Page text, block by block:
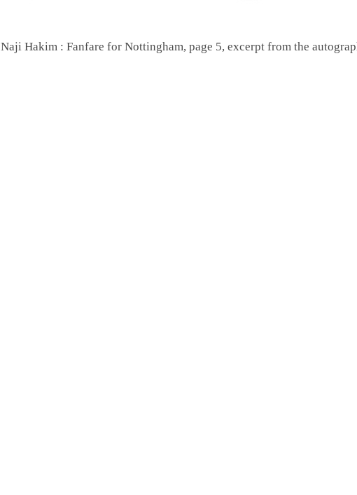
Naji Hakim : Fanfare for Nottingham, page 5, excerpt from the